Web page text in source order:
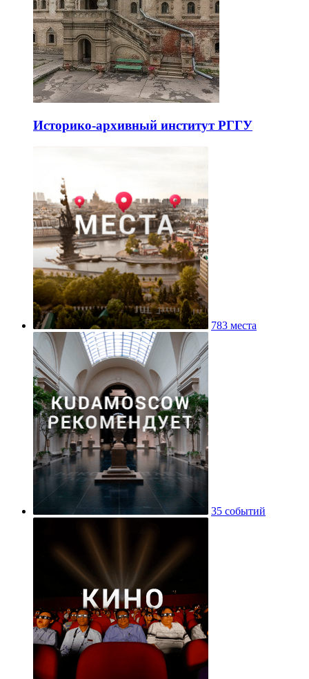
Историко-архивный институт РГГУ
783 места
35 событий